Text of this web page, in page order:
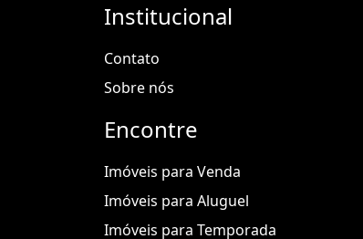
Institucional
Contato
Sobre nós
Encontre
Imóveis para Venda
Imóveis para Aluguel
Imóveis para Temporada